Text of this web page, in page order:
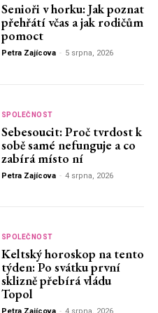
Senioři v horku: Jak poznat
přehřátí včas a jak rodičům
pomoct
Petra Zajícova - 5 srpna, 2026
SPOLEČNOST
Sebesoucit: Proč tvrdost k
sobě samé nefunguje a co
zabírá místo ní
Petra Zajícova - 4 srpna, 2026
SPOLEČNOST
Keltský horoskop na tento
týden: Po svátku první
sklizně přebírá vládu
Topol